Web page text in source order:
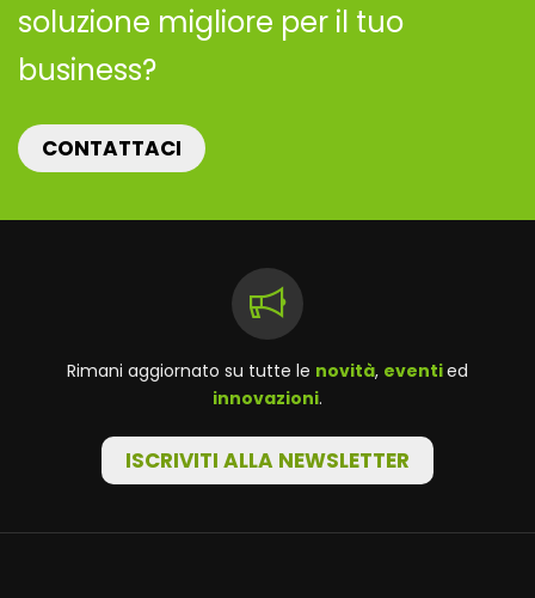
soluzione migliore per il tuo
business?
CONTATTACI
Rimani aggiornato su tutte le novità, eventied
innovazioni.
ISCRIVITI ALLA NEWSLETTER